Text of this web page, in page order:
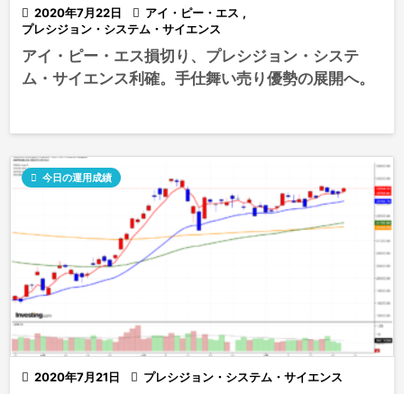
 2020年7月22日  アイ・ピー・エス ,
プレシジョン・システム・サイエンス
アイ・ピー・エス損切り、プレシジョン・システ
ム・サイエンス利確。手仕舞い売り優勢の展開へ。
 2020年7月21日
 今日の運用成績
 プレシジョン・システム・サイエンス